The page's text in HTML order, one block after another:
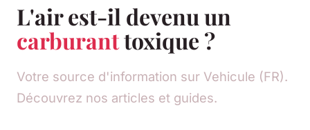
L'air est-il devenu un
carburanttoxique ?
Votre source d'information sur Vehicule (FR).
Découvrez nos articles et guides.